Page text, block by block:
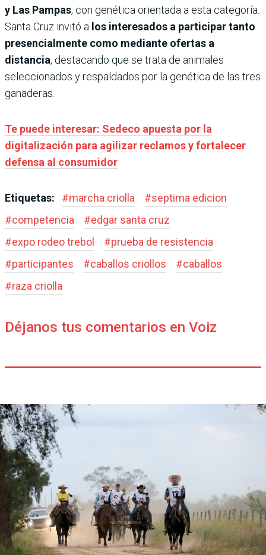
y Las Pampas, con genética orientada a esta categoría.
Santa Cruz invitó a los interesados a participar tanto
presencialmente como mediante ofertas a
distancia, destacando que se trata de animales
seleccionados y respaldados por la genética de las tres
ganaderas.
Te puede interesar: Sedeco apuesta por la
digitalización para agilizar reclamos y fortalecer
defensa al consumidor
Etiquetas: #marcha criolla #septima edicion
#competencia #edgar santa cruz
#expo rodeo trebol #prueba de resistencia
#participantes #caballos criollos #caballos
#raza criolla
Déjanos tus comentarios en Voiz